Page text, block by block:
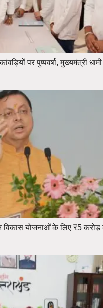
पर पुष्पवर्षा, मुख्यमंत्री
विकास योजनाओं के लिए ₹5 करोड़